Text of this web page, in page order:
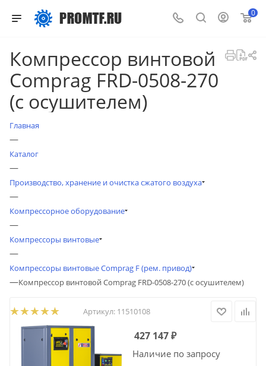
0
Компрессор винтовой
Comprag FRD-0508-270
(с осушителем)
Главная
—
Каталог
—
Производство, хранение и очистка сжатого воздуха
—
Компрессорное оборудование
—
Компрессоры винтовые
—
Компрессоры винтовые Comprag F (рем. привод)
—Компрессор винтовой Comprag FRD-0508-270 (с осушителем)
Артикул: 11510108
427 147₽
Наличие по запросу